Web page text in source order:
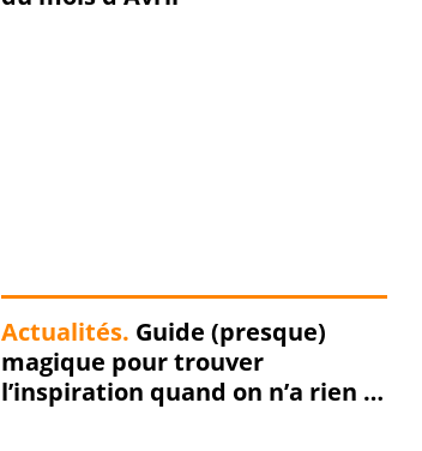
Actualités. Guide (presque)
magique pour trouver
l’inspiration quand on n’a rien à